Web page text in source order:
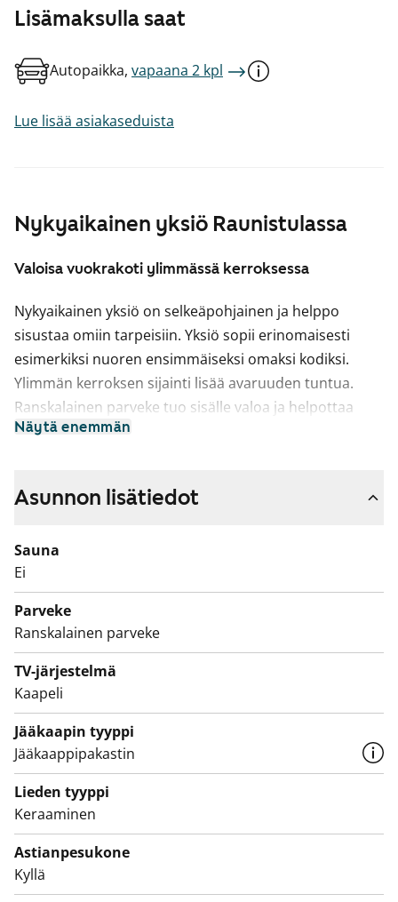
Nykyaikainen yksiö Raunistulassa
Valoisa vuokrakoti ylimmässä kerroksessa
Nykyaikainen yksiö on selkeäpohjainen ja helppo
sisustaa omiin tarpeisiin. Yksiö sopii erinomaisesti
esimerkiksi nuoren ensimmäiseksi omaksi kodiksi.
Ylimmän kerroksen sijainti lisää avaruuden tuntua.
Ranskalainen parveke tuo sisälle valoa ja helpottaa
kodin tuulettamista.
Astianpesukone on valmiina sujuvoittamaan arkea ja
Laatoitetussa kylpyhuoneessa on liitännät
pyykinpesukoneellesi.
Tulehan tutustumaan paikan päälle ja katsomaan,
voisiko tästä tulla uusi vuokrakotisi!
Kulku kotiin onnistuu esteettömästi suoraan
pihapiiristä. Pihalta löytyy tilava pyörävarasto sekä
viihtyisä leikkipiha. Osassa asunnoista on oma aidattu
piha-alue, toisissa puolestaan tilava lasitettu parveke,
ja yksiöissä on ranskalaiset parvekkeet.
Lattiamateriaalina on laminaatti, ja vaaleasävyiset
seinäpinnat tuovat sisätiloihin avaruutta ja valoa.
Laatoitetuissa kylpyhuoneissa on varaus pesutornille,
ja osassa huoneistoista on oma sauna.
Näytä enemmän
Lisämaksulla saat
Autopaikka, vapaana 2 kpl
Lue lisää asiakaseduista
Asunnon lisätiedot
Sauna
Ei
Parveke
Ranskalainen parveke
TV-järjestelmä
Kaapeli
Jääkaapin tyyppi
Jääkaappipakastin
Lieden tyyppi
Keraaminen
Astianpesukone
Kyllä